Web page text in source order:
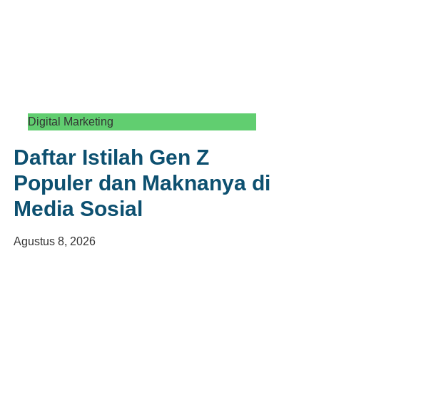
Digital Marketing
Daftar Istilah Gen Z
Populer dan Maknanya di
Media Sosial
Agustus 8, 2026